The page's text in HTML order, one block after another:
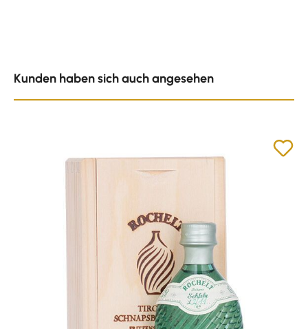
Kunden haben sich auch angesehen